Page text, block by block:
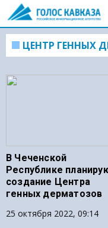
ЦЕНТР ГЕННЫХ
В Чеченской
Республике
создание Центра
генных дерматозов
25 октября 2022, 09:14